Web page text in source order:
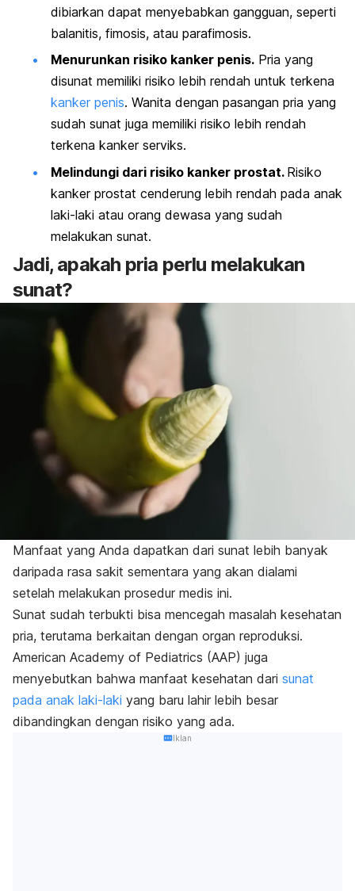
dibiarkan dapat menyebabkan gangguan, seperti
balanitis, fimosis, atau parafimosis.
Menurunkan risiko kanker penis. Pria yang
disunat memiliki risiko lebih rendah untuk terkena
kanker penis. Wanita dengan pasangan pria yang
sudah sunat juga memiliki risiko lebih rendah
terkena kanker serviks.
Melindungi dari risiko kanker prostat. Risiko
kanker prostat cenderung lebih rendah pada anak
laki-laki atau orang dewasa yang sudah
melakukan sunat.
Jadi, apakah pria perlu melakukan
sunat?
Manfaat yang Anda dapatkan dari sunat lebih banyak
daripada rasa sakit sementara yang akan dialami
setelah melakukan prosedur medis ini.
Sunat sudah terbukti bisa mencegah masalah kesehatan
pria, terutama berkaitan dengan organ reproduksi.
American Academy of Pediatrics (AAP) juga
menyebutkan bahwa manfaat kesehatan dari sunat
pada anak laki-laki yang baru lahir lebih besar
dibandingkan dengan risiko yang ada.
Iklan